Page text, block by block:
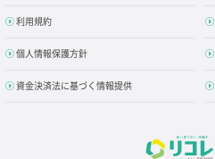
利用規約
個人情報保護方針
資金決済法に基づく情報提供